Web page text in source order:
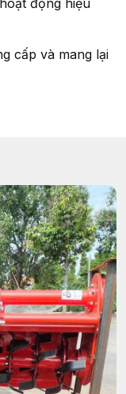
cấp và mang lại